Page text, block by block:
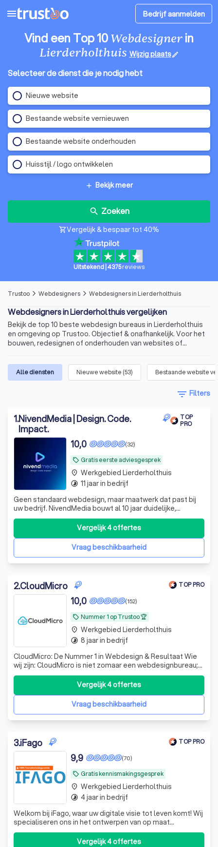
menu Bedrijf aanmelden
Vind een Top 10Webdesignerin
Lierderholthuis Wijzig plaatsedit
Selecteer de dienst die je nodig hebt
Nieuwe website
Bestaande website vernieuwen
Bestaande website onderhouden
Huisstijl / logo ontwikkelen
add Bekijk meer
search Zoeken
shopping_cartVergelijk & bespaar tot 40%
Uitstekend 4375reviews
Trustoo arrow_forward_ios Webdesigners arrow_forward_ios Webdesigners in Lierderholthuis
Webdesigners in Lierderholthuis vergelijken
Bekijk de top 10 beste webdesign bureaus in Lierderholthuis
en omgeving op Trustoo. Objectief & onafhankelijk. Voor het
bouwen, redesignen of onderhouden van websites of
Alle diensten Nieuwe website (53) Bestaande website
filter_list Filters
1.NivendMedia | Design. Code.
Impact.
TOP
PRO
local_offer Gratis eerste adviesgesprek
(32)
10,0
Geen standaard webdesign, maar maatwerk dat past bij
uw bedrijf. NivendMedia bouwt al 10 jaar duidelijke,
betrouwbare WordPress-websites die doen wat ze
moeten doen: Werken. Gratis advies gesprek!
Vraag beschikbaarheid
Vergelijk 4 offertes
place Werkgebied Lierderholthuis
timelapse 11 jaar in bedrijf
2.CloudMicro TOP PRO
local_offer Nummer 1 op Trustoo 🏆
(152)
10,0
CloudMicro: De Nummer 1 in Webdesign & Resultaat Wie
wij zijn: CloudMicro is niet zomaar een webdesignbureau;
wij zijn de digitale partner voor ondernemers die willen
groeien. Met een passie voor design en een scherp oog
voor conversie creëren wij professionele websites en
webshops die doen waar zeVraag beschikbaarheid
Vergelijk 4 offertes
place Werkgebied Lierderholthuis
timelapse 8 jaar in bedrijf
3.iFago TOP PRO
local_offer Gratis kennismakingsgesprek
(70)
9,9
Welkom bij iFago, waar uw digitale visie tot leven komt! Wij
specialiseren ons in het ontwerpen van op maat
gemaakte websites en apps voor elk budget. -Alles in een
pakket -Hosting, domein en ontwerp.
Vergelijk 4 offertes
place Werkgebied Lierderholthuis
timelapse 4 jaar in bedrijf